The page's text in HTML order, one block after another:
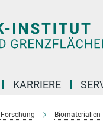
KARRIERE
Forschung Biomaterialien